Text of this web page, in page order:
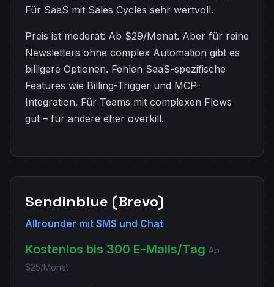
Für SaaS mit Sales Cycles sehr wertvoll.
Preis ist moderat: Ab $29/Monat. Aber für reine
Newsletters ohne complex Automation gibt es
billigere Optionen. Fehlen SaaS-spezifische
Features wie Billing-Trigger und MCP-
Integration. Für Teams mit complexen Flows
gut – für andere eher overkill.
Sendinblue (Brevo)
Allrounder mit SMS und Chat
Kostenlos bis 300 E-Mails/Tag Ab
$25/Monat